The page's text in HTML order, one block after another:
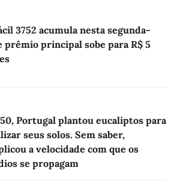
3752 acumula nesta segunda-
prêmio principal sobe para R$ 5
Portugal plantou eucaliptos para
seus solos. Sem saber,
a velocidade com que os
se propagam